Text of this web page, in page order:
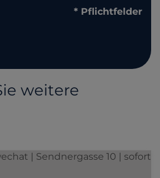
* Pflichtfelder
weitere